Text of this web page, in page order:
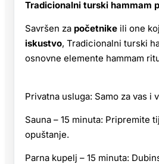
Tradicionalni turski hammam
Savršen za početnike ili one
iskustvo, Tradicionalni turski
osnovne elemente hammam
Privatna usluga: Samo za vas i
Sauna – 15 minuta: Pripremite
opuštanje.
Parna kupelj – 15 minuta: